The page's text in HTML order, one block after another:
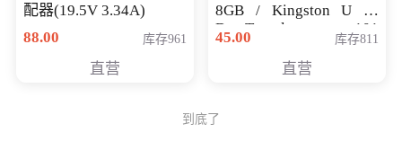
配器(19.5V 3.34A)
88.00
库存961
直营
8GB / Kingston U 盘
DataTraveler 101
Generati
45.00 库存811
直营
到底了